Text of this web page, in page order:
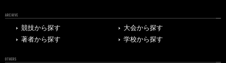
ARCHIVE
競技から探す
大会から探す
著者から探す
学校から探す
OTHERS